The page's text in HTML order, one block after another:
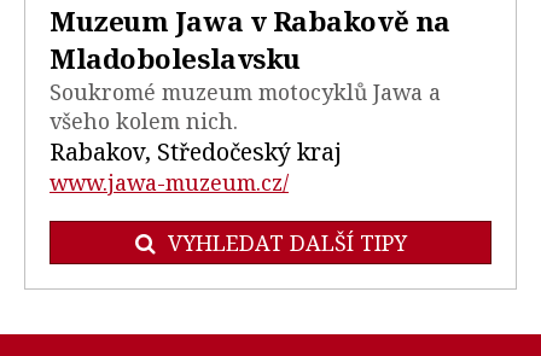
Muzeum Jawa v Rabakově na
Mladoboleslavsku
Soukromé muzeum motocyklů Jawa a
všeho kolem nich.
Rabakov, Středočeský kraj
www.jawa-muzeum.cz/
VYHLEDAT DALŠÍ TIPY